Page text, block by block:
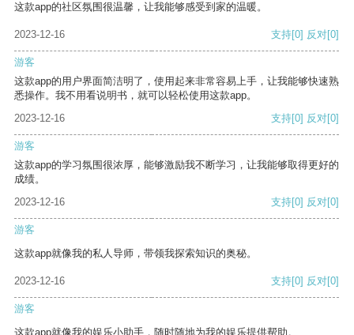
这款app的社区氛围很温馨，让我能够感受到家的温暖。
2023-12-16 支持[0] 反对[0]
游客
这款app的用户界面简洁明了，使用起来非常容易上手，让我能够快速熟
悉操作。我不用看说明书，就可以轻松使用这款app。
2023-12-16
支持[0] 反对[0]
游客
这款app的学习氛围很浓厚，能够激励我不断学习，让我能够取得更好的
成绩。
2023-12-16
支持[0] 反对[0]
游客
这款app就像我的私人导师，带领我探索知识的奥秘。
2023-12-16 支持[0] 反对[0]
游客
这款app就像我的娱乐小助手，随时随地为我的娱乐提供帮助。